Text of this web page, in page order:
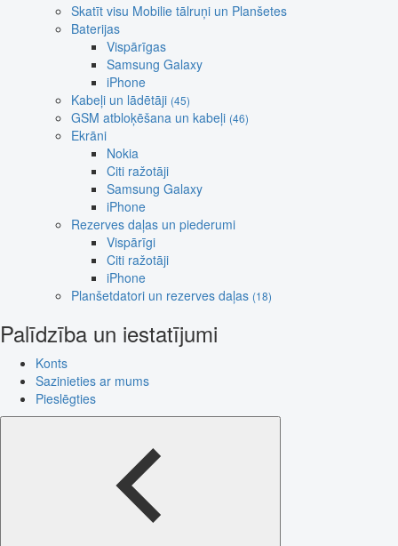
Skatīt visu Mobilie tālruņi un Planšetes
Baterijas
Vispārīgas
Samsung Galaxy
iPhone
Kabeļi un lādētāji (45)
GSM atbloķēšana un kabeļi (46)
Ekrāni
Nokia
Citi ražotāji
Samsung Galaxy
iPhone
Rezerves daļas un piederumi
Vispārīgi
Citi ražotāji
iPhone
Planšetdatori un rezerves daļas (18)
Palīdzība un iestatījumi
Konts
Sazinieties ar mums
Pieslēgties